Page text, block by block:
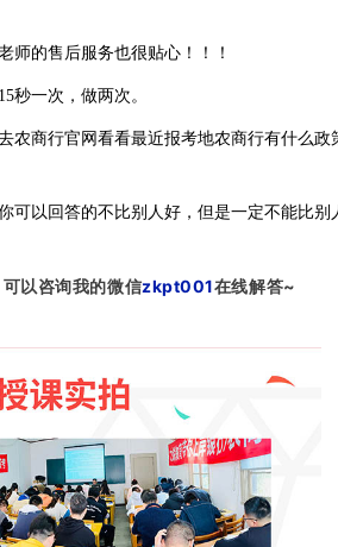
师的售后服务也很贴心！！！
秒一次，做两次。
农商行官网看看最近报考地农商行有什么政
以回答的不比别人好，但是一定不能比别
以咨询我的微信zkpt001在线解答~